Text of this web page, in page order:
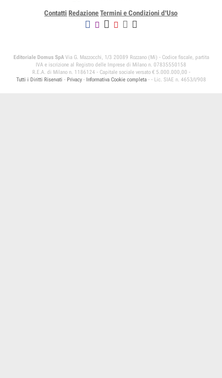
Contatti Redazione Termini e Condizioni d'Uso
Editoriale Domus SpAVia G. Mazzocchi, 1/3 20089 Rozzano (Mi) - Codice fiscale, partita
IVA e iscrizione al Registro delle Imprese di Milano n. 07835550158
R.E.A. di Milano n. 1186124 - Capitale sociale versato € 5.000.000,00 -
Tutti i Diritti Riservati - Privacy- Informativa Cookie completa- - Lic. SIAE n. 4653/I/908